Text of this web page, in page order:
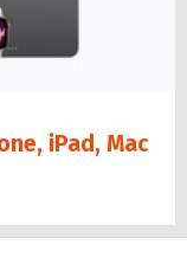
iPad, Mac